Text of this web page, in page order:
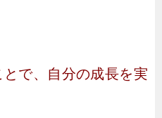
で、自分の成長を実